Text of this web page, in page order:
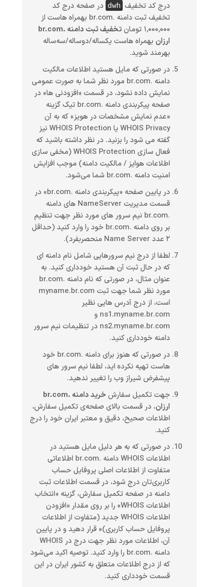
درج کد تخفیف dwh در صفحه درج کد
تخفیف ثبت دامنه .br.com بهمراه هاست از
۱,۰۰۰,۰۰۰ تومان
تخفیف ثبت دامنه .br.com
ارزان بهمراه هاست یکساله/دوساله/سه‌ساله
بهرمند شوید.
در صورتی که مایل هستید اطلاعات مالکیت
دامنه .br.com مورد نظر شما به صورت عمومی
نمایش داده نشود، در قسمت «افزودنی ها» در
صفحه پیکربندی دامنه .br.com تیک گزینه
«عدم نمایش مشخصات در هویز» که به آن
WHOIS Privacy یا WHOIS Protection نیز
گفته می شود را بزنید. در نظر داشته باشید که
فعال سازی WHOIS Protection (مخفی سازی
اطلاعات هوایز / مالکیت دامنه) موجب افزایش
امنیت دامنه .br.com شما می‌شود.
در پایین صفحه «پیکربندی دامنه .br.com» در
قسمت مدیریت NameServer های دامنه
.br.com نیم سرور های مورد نظر جهت تنظیم
بر روی دامنه .br.com خود را وارد کنید (حداقل
۲ عدد Name Server منحصربفرد).
لطفا از درج نیم سرورهایی شامل نام دامنه ای
که در حال ثبت آن هستید خودداری کنید. به
عنوان مثال، در صورتی که نام دامنه .br.com
مورد نظر شما جهت ثبت myname.br.com
است، از درج آدرس هایی نظیر
ns1.myname.br.com و
ns2.myname.br.com در تنظیمات نیم سرور
دامنه خودداری کنید.
در صورتی که هنوز برای دامنه .br.com خود
هاست تهیه نکرده اید، لطفا نیم سرور های
پیشفرض شیراز وب را تغییر ندهید.
جهت تکمیل سفارش
خرید دامنه .br.com
ارزان، در قسمت بالای صفحه‌ی تکمیل سفارش،
اطلاعات صحیح، دقیق و معتبر ایران خود را درج
کنید.
در صورتی که به هر دلیل مایل هستید در
اطلاعات WHOIS دامنه .br.com اطلاعاتی
متفاوت از اطلاعات اصلی پروفایل حساب
کاربری‌تان درج شود، در قسمت اطلاعات ثبت
دامنه در صفحه تکمیل سفارش، گزینه «انتخاب
اطلاعات WHOIS» را بر روی مقدار «افزودن
اطلاعات WHOIS جدید (متفاوت از اطلاعات
پروفایل حساب کاربری)» قرار دهید و در پایین
آن، اطلاعات مورد نظر جهت درج در WHOIS
دامنه .br.com را وارد کنید. توصیه اکید می‌شود
که از درج اطلاعات متعلق به کشور ایران در این
قسمت خودداری کنید.